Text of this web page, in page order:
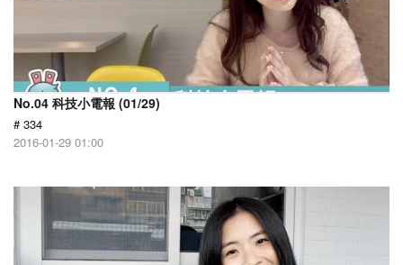
No.04 科技小電報 (01/29)
# 334
2016-01-29 01:00